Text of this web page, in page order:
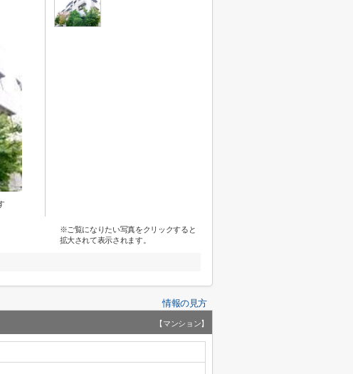
※ご覧になりたい写真をクリックすると
拡大されて表示されます。
情報の見方
【マンション】